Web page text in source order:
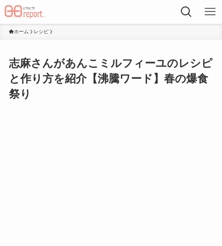
ホーム レシピ
志麻さんがあんこミルフィーユのレシピ
と作り方を紹介【沸騰ワード】春の爆食
祭り